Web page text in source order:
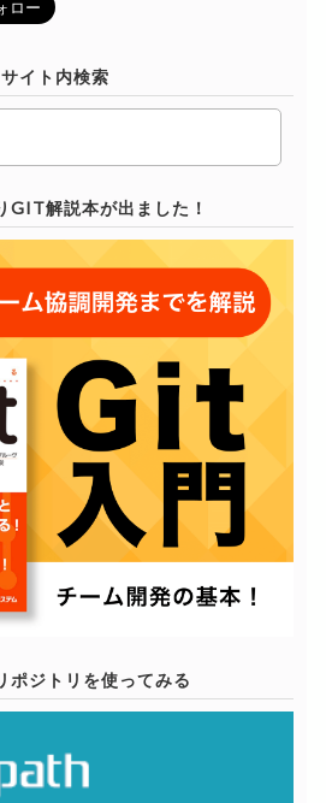
サイト内検索
GIT解説本が出ました！
ポジトリを使ってみる